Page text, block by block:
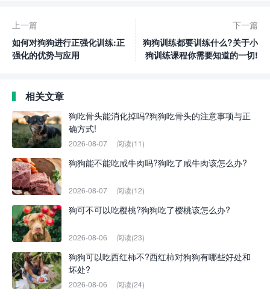
上一篇
如何对狗狗进行正强化训练:正
强化的优势与应用
下一篇
狗狗训练都要训练什么?关于小
狗训练课程你需要知道的一切!
相关文章
狗吃骨头能消化掉吗?狗狗吃骨头的注意事项与正
确方式!
2026-08-07 阅读(11)
狗狗能不能吃咸牛肉吗?狗吃了咸牛肉该怎么办?
2026-08-07 阅读(12)
狗可不可以吃樱桃?狗狗吃了樱桃该怎么办?
2026-08-06 阅读(23)
狗狗可以吃西红柿不?西红柿对狗狗有哪些好处和
坏处?
2026-08-06 阅读(24)